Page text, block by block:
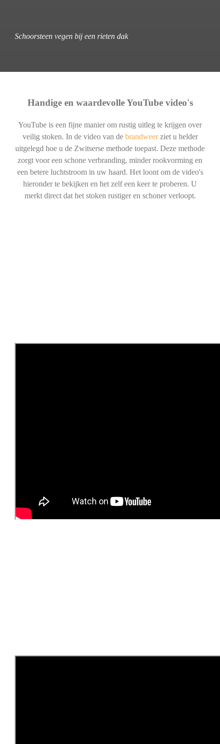
Schoorsteen vegen bij een rieten dak
Handige en waardevolle YouTube video's
YouTube is een fijne manier om rustig uitleg te krijgen over
veilig stoken. In de video van de brandweerziet u helder
uitgelegd hoe u de Zwitserse methode toepast. Deze methode
zorgt voor een schone verbranding, minder rookvorming en
een betere luchtstroom in uw haard. Het loont om de video's
hieronder te bekijken en het zelf een keer te proberen. U
merkt direct dat het stoken rustiger en schoner verloopt.